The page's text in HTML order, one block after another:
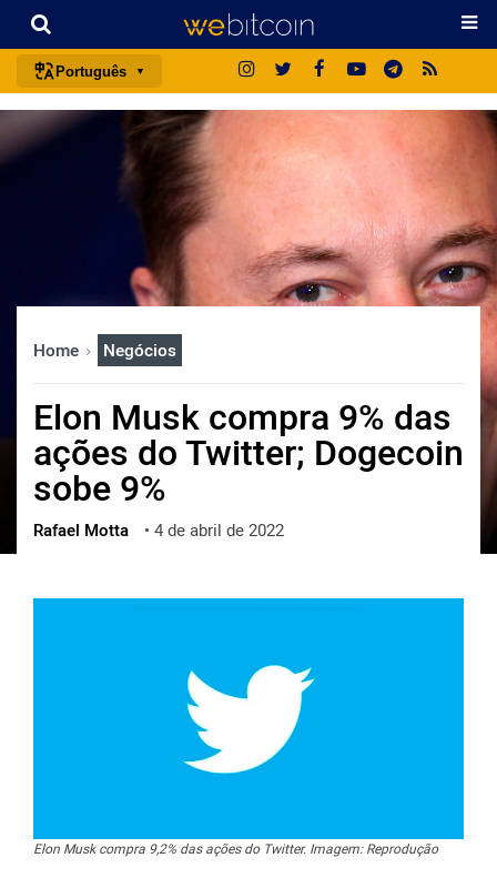
Português
português (BR)
中文
한국어
العربية
ไทย
ქართული
vietnamese
Home Negócios
Elon Musk compra 9% das
ações do Twitter; Dogecoin
sobe 9%
Rafael Motta • 4 de abril de 2022
Elon Musk compra 9,2% das ações do Twitter. Imagem: Reprodução